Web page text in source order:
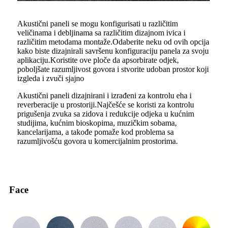
Akustični paneli se mogu konfigurisati u različitim
veličinama i debljinama sa različitim dizajnom ivica i
različitim metodama montaže.Odaberite neku od ovih opcija
kako biste dizajnirali savršenu konfiguraciju panela za svoju
aplikaciju.Koristite ove ploče da apsorbirate odjek,
poboljšate razumljivost govora i stvorite udoban prostor koji
izgleda i zvuči sjajno
Akustični paneli dizajnirani i izrađeni za kontrolu eha i
reverberacije u prostoriji.Najčešće se koristi za kontrolu
prigušenja zvuka sa zidova i redukcije odjeka u kućnim
studijima, kućnim bioskopima, muzičkim sobama,
kancelarijama, a takođe pomaže kod problema sa
razumljivošću govora u komercijalnim prostorima.
Face